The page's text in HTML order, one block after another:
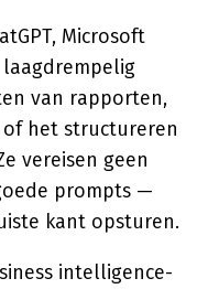
Microsoft
laagdrempelig
van rapporten,
of het structureren
vereisen geen
prompts —
kant opsturen.
intelligence-